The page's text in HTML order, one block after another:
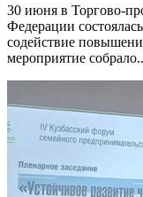
30 июня в Торгово-
Федерации
содействие
мероприятие